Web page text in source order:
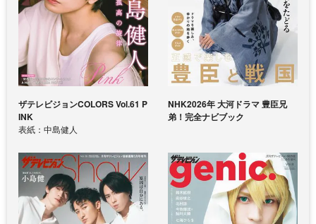
ザテレビジョンCOLORS Vol.61 P
INK
表紙：中島健人
NHK2026年 大河ドラマ 豊臣兄
弟！完全ナビブック